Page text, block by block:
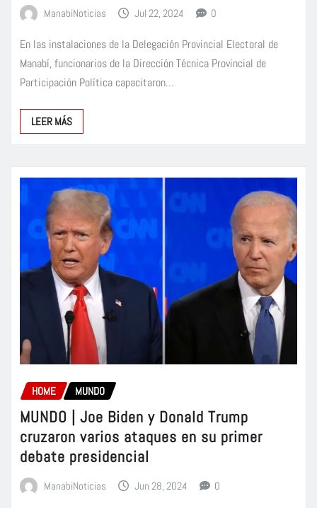
ManabiNoticias Jul 22, 2024 0
En las instalaciones de la Delegación Provincial Electoral de
Manabí, funcionarios de la Dirección Técnica Provincial de
Participación Política capacitaron…
LEER MÁS
HOME MUNDO
MUNDO | Joe Biden y Donald Trump
cruzaron varios ataques en su primer
debate presidencial
ManabiNoticias Jun 28, 2024 0